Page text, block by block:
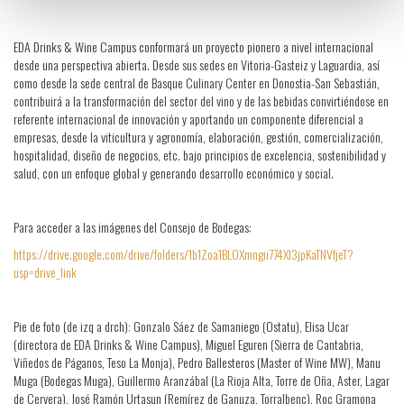
EDA Drinks & Wine Campus conformará un proyecto pionero a nivel internacional
desde una perspectiva abierta. Desde sus sedes en Vitoria-Gasteiz y Laguardia, así
como desde la sede central de Basque Culinary Center en Donostia-San Sebastián,
contribuirá a la transformación del sector del vino y de las bebidas convirtiéndose en
referente internacional de innovación y aportando un componente diferencial a
empresas, desde la viticultura y agronomía, elaboración, gestión, comercialización,
hospitalidad, diseño de negocios, etc. bajo principios de excelencia, sostenibilidad y
salud, con un enfoque global y generando desarrollo económico y social.
Para acceder a las imágenes del Consejo de Bodegas:
https://drive.google.com/drive/folders/1b1Zoa1BLOXmngii774Xl3jpKaTNVfjeT?
usp=drive_link
Pie de foto (de izq a drch): Gonzalo Sáez de Samaniego (Ostatu), Elisa Ucar
(directora de EDA Drinks & Wine Campus), Miguel Eguren (Sierra de Cantabria,
Viñedos de Páganos, Teso La Monja), Pedro Ballesteros (Master of Wine MW), Manu
Muga (Bodegas Muga), Guillermo Aranzábal (La Rioja Alta, Torre de Oña, Aster, Lagar
de Cervera), José Ramón Urtasun (Remírez de Ganuza, Torralbenc), Roc Gramona